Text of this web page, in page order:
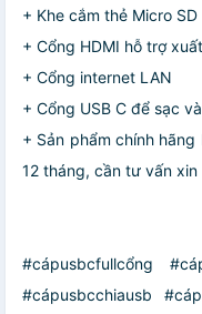
+ Khe cắm thẻ Micro SD
+ Cổng HDMI hỗ trợ
+ Cổng internet LAN
+ Cổng USB C để sạc
+ Sản phẩm chính
12 tháng, cần tư vấn
#cápusbcfullcổng
#cápusbcchiausb